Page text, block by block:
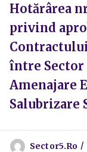
Hotărârea
privind
între Sector
Amenajare
Salubrizare
Sector5.ro